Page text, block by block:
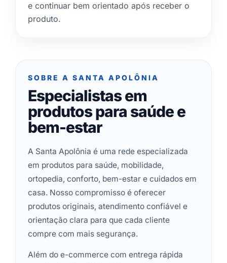
e continuar bem orientado após receber o
produto.
SOBRE A SANTA APOLÔNIA
Especialistas em
produtos para saúde e
bem-estar
A Santa Apolônia é uma rede especializada
em produtos para saúde, mobilidade,
ortopedia, conforto, bem-estar e cuidados em
casa. Nosso compromisso é oferecer
produtos originais, atendimento confiável e
orientação clara para que cada cliente
compre com mais segurança.
Além do e-commerce com entrega rápida